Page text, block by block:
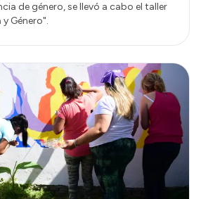
de género, se llevó a cabo el taller
Género".